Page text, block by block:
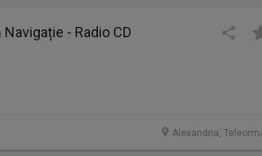
- Radio CD
Alexandria,